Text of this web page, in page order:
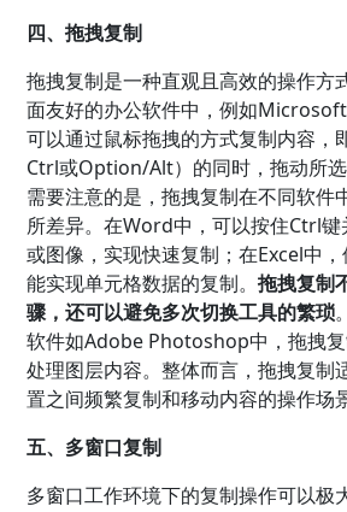
四、拖拽复制
拖拽复制是一种直观且高效的操作方
面友好的办公软件中，例如
可以通过鼠标拖拽的方式复制内容，
Ctrl或Option/Alt）的同时，拖动所选
需要注意的是，拖拽复制在不同软件
所差异。在Word中，可以按住Ctrl
或图像，实现快速复制；在Excel中
能实现单元格数据的复制。拖拽复制
骤，还可以避免多次切换工具的繁琐
软件如Adobe Photoshop中，拖拽
处理图层内容。整体而言，拖拽复制
置之间频繁复制和移动内容的操作场景
五、多窗口复制
多窗口工作环境下的复制操作可以极